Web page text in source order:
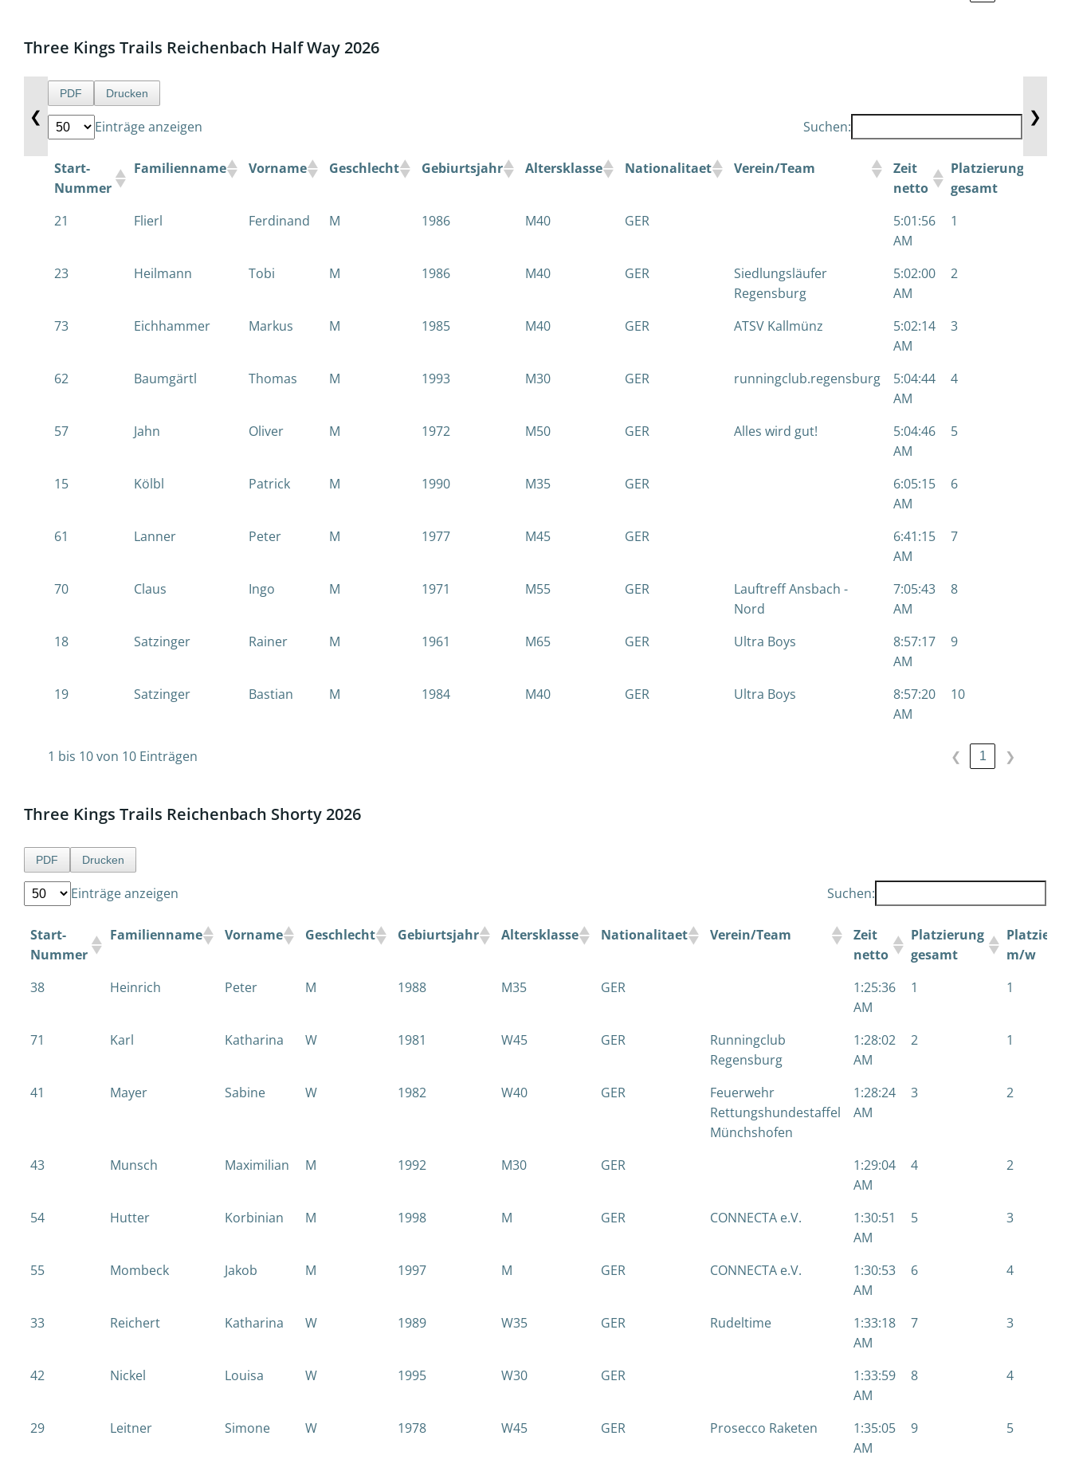
Three Kings Trails Reichenbach Half Way 2026
❮
PDF Drucken
Einträge anzeigen Suchen:
Start-
Nummer
Familienname Vorname Geschlecht Gebiurtsjahr Altersklasse Nationalitaet Verein/Team
Zeit
netto
Platzierung
gesamt
21
Flierl Ferdinand M 1986 M40 GER
5:01:56
AM
1
23 Heilmann Tobi M 1986 M40 GER
Siedlungsläufer
Regensburg
5:02:00
AM
2
73 Eichhammer Markus M 1985 M40 GER ATSV Kallmünz
5:02:14
AM
3
62 Baumgärtl Thomas M 1993 M30 GER runningclub.regensburg
5:04:44
AM
4
57 Jahn Oliver M 1972 M50 GER Alles wird gut!
5:04:46
AM
5
15 Kölbl Patrick M 1990 M35 GER
6:05:15
AM
6
61 Lanner Peter M 1977 M45 GER
6:41:15
AM
7
70 Claus Ingo M 1971 M55 GER
Lauftreff Ansbach -
Nord
7:05:43
AM
8
18 Satzinger Rainer M 1961 M65 GER Ultra Boys
8:57:17
AM
9
19 Satzinger Bastian M 1984 M40 GER Ultra Boys
8:57:20
AM
10
1 bis 10 von 10 Einträgen ❮ 1 ❯
❯
Three Kings Trails Reichenbach Shorty 2026
PDF Drucken
Einträge anzeigen Suchen:
Start-
Nummer
Familienname Vorname Geschlecht Gebiurtsjahr Altersklasse Nationalitaet Verein/Team
Zeit
netto
Platzierung
gesamt
m/w
38
Heinrich Peter M 1988 M35 GER
1:25:36
AM
1 1
71 Karl Katharina W 1981 W45 GER
Runningclub
Regensburg
1:28:02
AM
2 1
41 Mayer Sabine W 1982 W40 GER
Feuerwehr
Rettungshundestaffel
Münchshofen
1:28:24
AM
3 2
43 Munsch Maximilian M 1992 M30 GER
1:29:04
AM
4 2
54 Hutter Korbinian M 1998 M GER CONNECTA e.V.
1:30:51
AM
5 3
55 Mombeck Jakob M 1997 M GER CONNECTA e.V.
1:30:53
AM
6 4
33 Reichert Katharina W 1989 W35 GER Rudeltime
1:33:18
AM
7 3
42 Nickel Louisa W 1995 W30 GER
1:33:59
AM
8 4
29 Leitner Simone W 1978 W45 GER Prosecco Raketen
1:35:05
AM
9 5